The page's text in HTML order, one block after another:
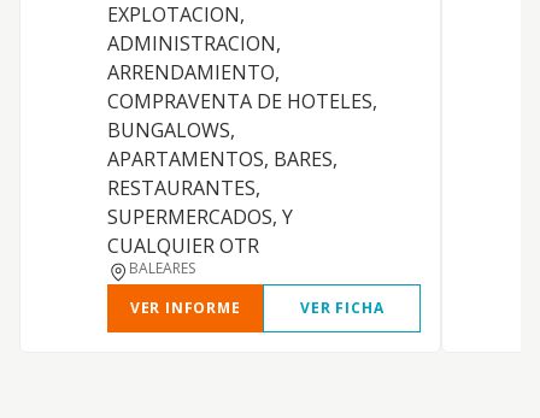
EXPLOTACION,
ADMINISTRACION,
ARRENDAMIENTO,
COMPRAVENTA DE HOTELES,
BUNGALOWS,
APARTAMENTOS, BARES,
RESTAURANTES,
SUPERMERCADOS, Y
CUALQUIER OTR
BALEARES
VER INFORME
VER FICHA